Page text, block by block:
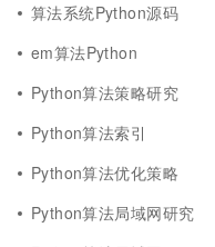
算法系统Python源码
em算法Python
Python算法策略研究
Python算法索引
Python算法优化策略
Python算法局域网研究